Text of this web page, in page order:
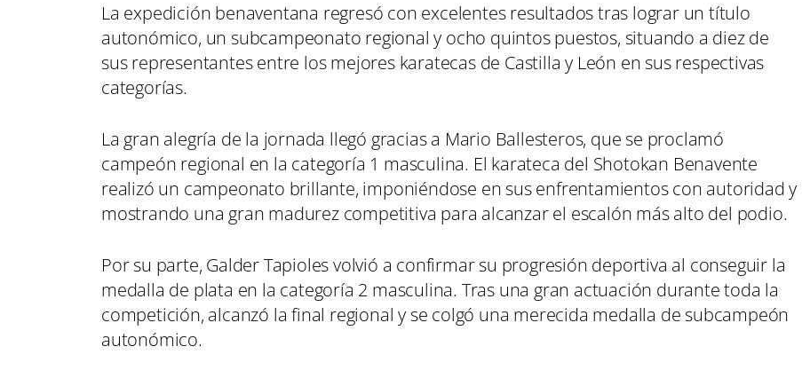
La expedición benaventana regresó con excelentes resultados tras lograr un título
autonómico, un subcampeonato regional y ocho quintos puestos, situando a diez de
sus representantes entre los mejores karatecas de Castilla y León en sus respectivas
categorías.
La gran alegría de la jornada llegó gracias a Mario Ballesteros, que se proclamó
campeón regional en la categoría 1 masculina. El karateca del Shotokan Benavente
realizó un campeonato brillante, imponiéndose en sus enfrentamientos con autoridad y
mostrando una gran madurez competitiva para alcanzar el escalón más alto del podio.
Por su parte, Galder Tapioles volvió a confirmar su progresión deportiva al conseguir la
medalla de plata en la categoría 2 masculina. Tras una gran actuación durante toda la
competición, alcanzó la final regional y se colgó una merecida medalla de subcampeón
autonómico.